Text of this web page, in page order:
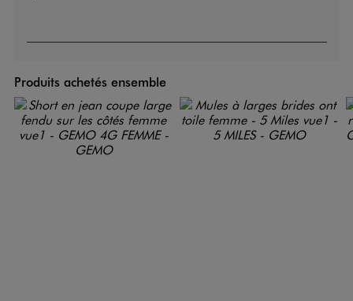
Produits achetés ensemble